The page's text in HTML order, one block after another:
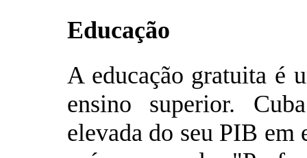
Educação
A educação gratuita é
ensino superior.
elevada do seu PIB em